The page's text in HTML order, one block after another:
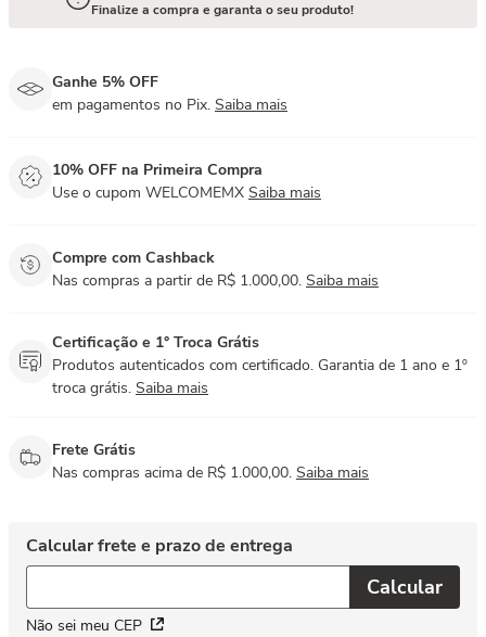
Finalize a compra e garanta o seu produto!
Ganhe 5% OFF
em pagamentos no Pix. Saiba mais
10% OFF na Primeira Compra
Use o cupom WELCOMEMX Saiba mais
Compre com Cashback
Nas compras a partir de R$ 1.000,00. Saiba mais
Certificação e 1° Troca Grátis
Produtos autenticados com certificado. Garantia de 1 ano e 1º
troca grátis. Saiba mais
Frete Grátis
Nas compras acima de R$ 1.000,00. Saiba mais
Não sei meu CEP